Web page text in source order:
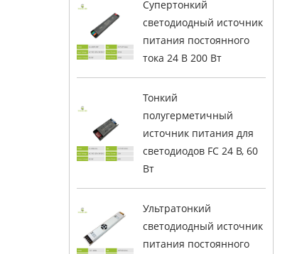
Супертонкий
светодиодный источник
питания постоянного
тока 24 В 200 Вт
Тонкий
полугерметичный
источник питания для
светодиодов FC 24 В, 60
Вт
Ультратонкий
светодиодный источник
питания постоянного